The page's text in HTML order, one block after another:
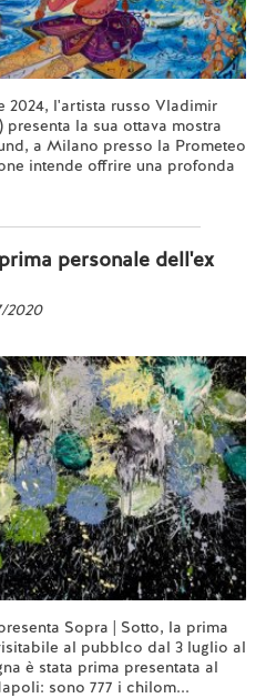
2024, l'artista russo Vladimir
presenta la sua ottava mostra
a Milano presso la Prometeo
intende offrire una profonda
personale dell'ex
2020
Sopra | Sotto, la prima
al pubblco dal 3 luglio al
è stata prima presentata al
sono 777 i chilom...